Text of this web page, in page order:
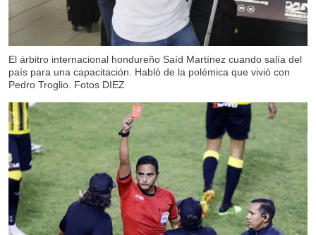
El árbitro internacional hondureño Saíd Martínez cuando salía del
país para una capacitación. Habló de la polémica que vivió con
Pedro Troglio. Fotos DIEZ